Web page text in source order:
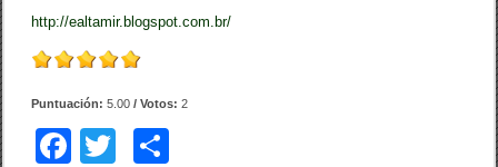
http://ealtamir.blogspot.com.br/
Puntuación:5.00 / Votos:2
F